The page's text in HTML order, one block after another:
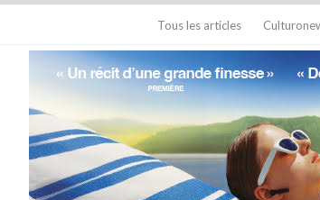
Tous les articles